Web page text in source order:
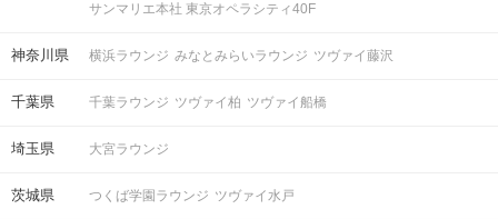
サンマリエ本社 東京オペラシティ40F
神奈川県 横浜ラウンジ みなとみらいラウンジ ツヴァイ藤沢
千葉県 千葉ラウンジ ツヴァイ柏 ツヴァイ船橋
埼玉県 大宮ラウンジ
茨城県 つくば学園ラウンジ ツヴァイ水戸